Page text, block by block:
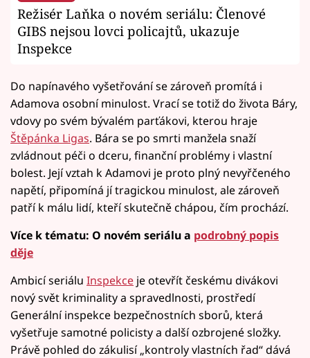
Režisér Laňka o novém seriálu: Členové
GIBS nejsou lovci policajtů, ukazuje
Inspekce
Do napínavého vyšetřování se zároveň promítá i
Adamova osobní minulost. Vrací se totiž do života Báry,
vdovy po svém bývalém parťákovi, kterou hraje
Štěpánka Ligas. Bára se po smrti manžela snaží
zvládnout péči o dceru, finanční problémy i vlastní
bolest. Její vztah k Adamovi je proto plný nevyřčeného
napětí, připomíná jí tragickou minulost, ale zároveň
patří k málu lidí, kteří skutečně chápou, čím prochází.
Více k tématu: O novém seriálu a podrobný popis
děje
Ambicí seriálu Inspekce je otevřít českému divákovi
nový svět kriminality a spravedlnosti, prostředí
Generální inspekce bezpečnostních sborů, která
vyšetřuje samotné policisty a další ozbrojené složky.
Právě pohled do zákulisí „kontroly vlastních řad“ dává